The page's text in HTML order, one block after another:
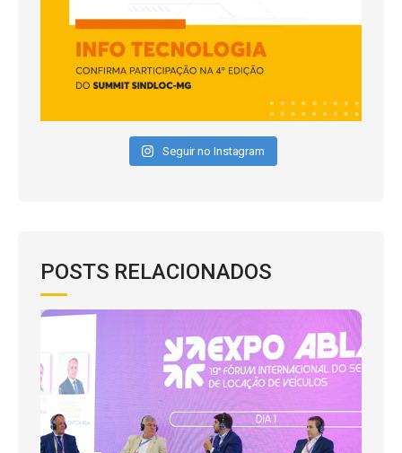
Seguir no Instagram
POSTS RELACIONADOS